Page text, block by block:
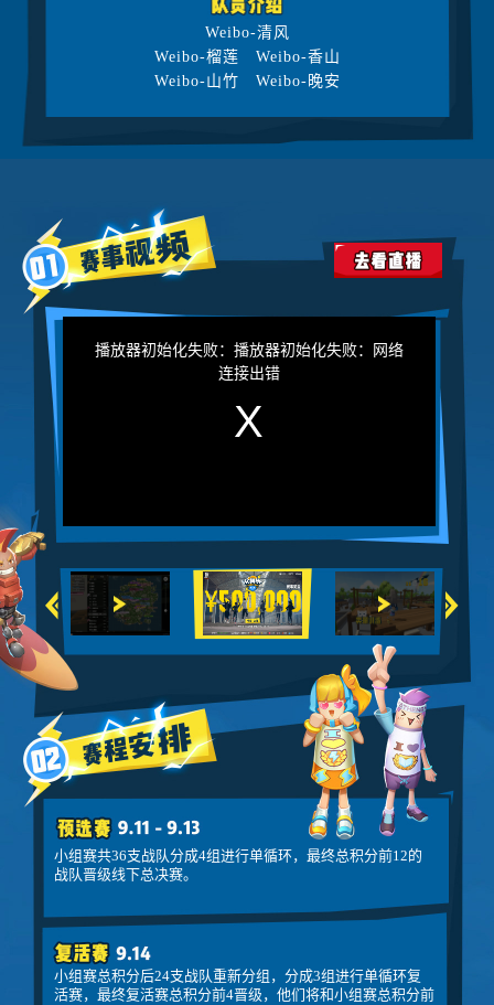
Weibo-清风
Weibo-榴莲
Weibo-香山
Weibo-山竹
Weibo-晚安
This
播放器初始化失败：播放器初始化失败：网络
连接出错
小组赛共36支战队分成4组进行单循环，最终总积分前12的
战队晋级线下总决赛。
小组赛总积分后24支战队重新分组，分成3组进行单循环复
活赛，最终复活赛总积分前4晋级，他们将和小组赛总积分前